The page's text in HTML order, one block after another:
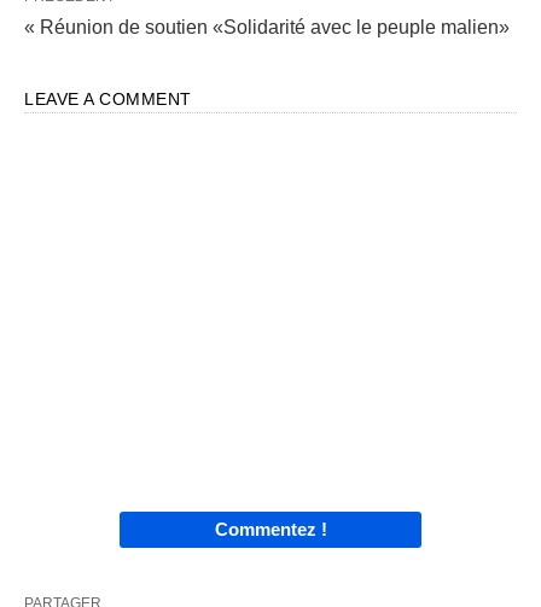
« Réunion de soutien «Solidarité avec le peuple malien»
LEAVE A COMMENT
Commentez !
PARTAGER